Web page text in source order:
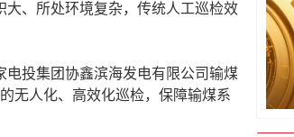
、所处环境复杂，传统人工巡检效
投集团协鑫滨海发电有限公司输煤
无人化、高效化巡检，保障输煤系